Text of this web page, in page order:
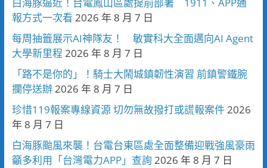
白海豚逼近！台電鳳山區處提前部署 1911、APP通
報方式一次看 2026 年 8 月 7 日
每周抽籤展示AI神隊友！ 敏實科大全面邁向AI Agent
大學新里程 2026 年 8 月 7 日
「路不是你的」！騎士大鬧城鎮韌性演習 前鎮警鐵腕
攔停送辦2026 年 8 月 7 日
珍惜119報案專線資源 切勿無故撥打或謊報案件2026
年 8 月 7 日
白海豚颱風來襲！台電台東區處全面整備迎戰強風豪雨
籲多利用「台灣電力APP」查詢 2026 年 8 月 7 日